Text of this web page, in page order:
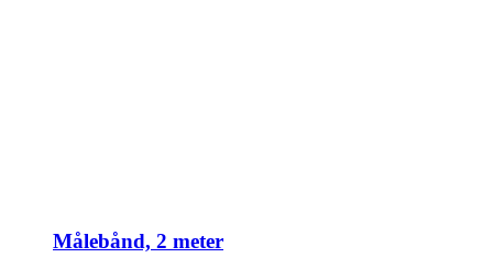
Målebånd, 2 meter